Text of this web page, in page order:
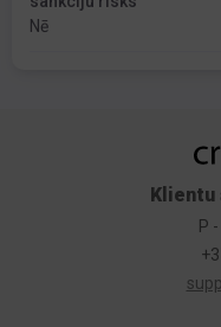
Nē
Klientu
P